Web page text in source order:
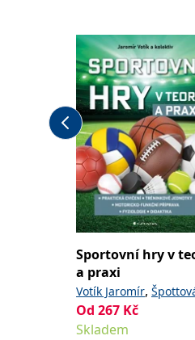
Sportovní hry v
a praxi
Votík Jaromír,
Petra,Benešová
Švátora Karel
Od 267 Kč
Skladem